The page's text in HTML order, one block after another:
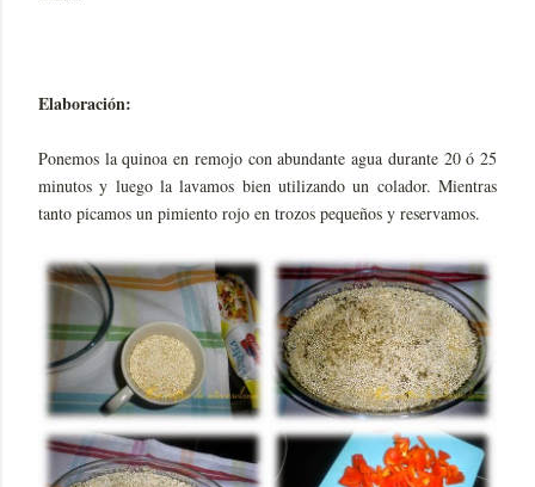
Elaboración:
Ponemos la quinoa en remojo con abundante agua durante 20 ó 25
minutos y luego la lavamos bien utilizando un colador. Mientras
tanto picamos un pimiento rojo en trozos pequeños y reservamos.